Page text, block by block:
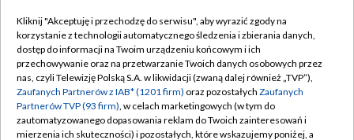
TVP
Abonament TVP
Emisja w TVP
Centrum informacji TVP
Regulamin TVP
Polityka prywatności
Moje zgody
Kliknij "Akceptuję i przechodzę do serwisu", aby wyrazić zgody na
korzystanie z technologii automatycznego śledzenia i zbierania danych,
dostęp do informacji na Twoim urządzeniu końcowym i ich
przechowywanie oraz na przetwarzanie Twoich danych osobowych przez
nas, czyli Telewizję Polską S.A. w likwidacji (zwaną dalej również „TVP”),
Zaufanych Partnerów z IAB* (1201 firm) oraz pozostałych Zaufanych
Partnerów TVP (93 firm), w celach marketingowych (w tym do
zautomatyzowanego dopasowania reklam do Twoich zainteresowań i
mierzenia ich skuteczności) i pozostałych, które wskazujemy poniżej, a